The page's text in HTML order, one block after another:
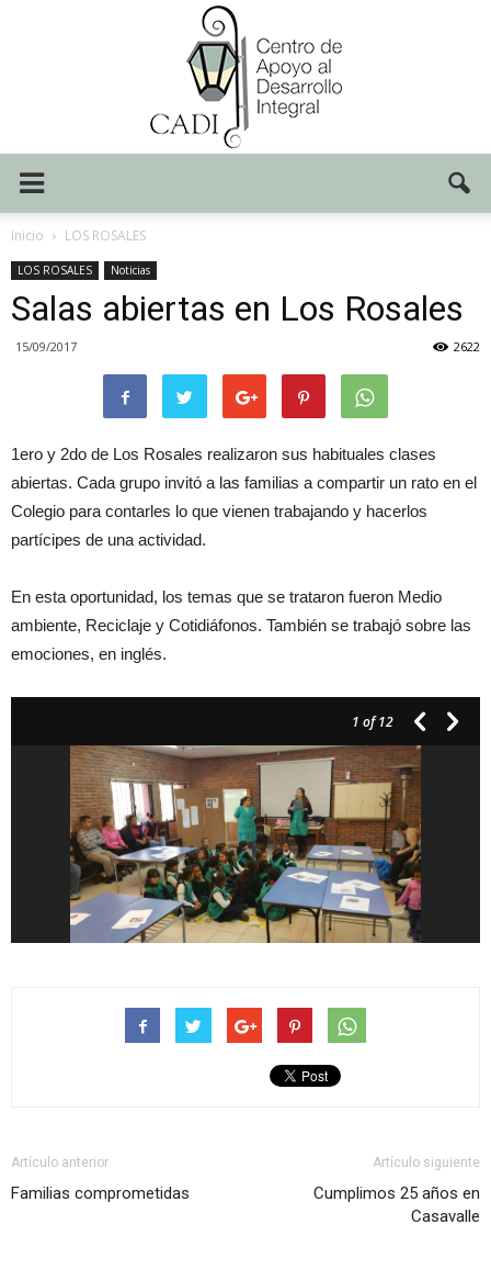
CADI
Inicio LOS ROSALES
LOS ROSALES Noticias
Salas abiertas en Los Rosales
15/09/2017 2622
1ero y 2do de Los Rosales realizaron sus habituales clases
abiertas. Cada grupo invitó a las familias a compartir un rato en el
Colegio para contarles lo que vienen trabajando y hacerlos
partícipes de una actividad.
En esta oportunidad, los temas que se trataron fueron Medio
ambiente, Reciclaje y Cotidiáfonos. También se trabajó sobre las
emociones, en inglés.
1 of 12
Artículo anterior
Familias comprometidas
Artículo siguiente
Cumplimos 25 años en
Casavalle